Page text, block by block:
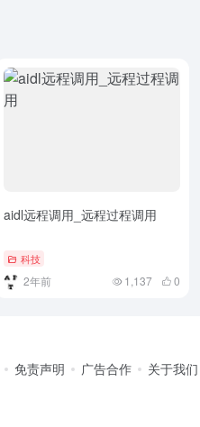
aidl远程调用_远程过程调用
科技
2年前 1,137 0
免责声明 广告合作 关于我们